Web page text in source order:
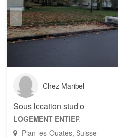
Chez Maribel
Sous location studio
LOGEMENT ENTIER
Plan-les-Ouates, Suisse